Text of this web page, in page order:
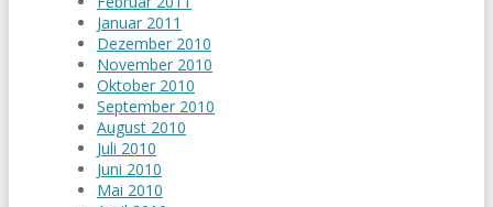
Januar 2011
Dezember 2010
November 2010
Oktober 2010
September 2010
August 2010
Juli 2010
Juni 2010
Mai 2010